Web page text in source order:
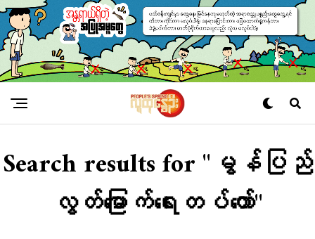
Search results for "မွန်ပြည်
လွတ်မြောက်ရေးတပ်တော်"